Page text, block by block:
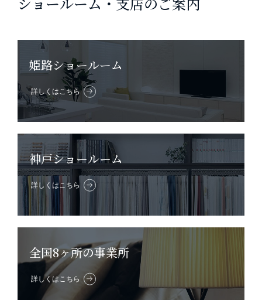
姫路ショールーム
詳しくはこちら
神戸ショールーム
詳しくはこちら
全国8ヶ所の事業所
詳しくはこちら